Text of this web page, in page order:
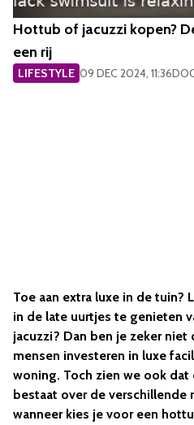
Hottub of jacuzzi kopen?
een rij
LIFESTYLE 09 DEC 2024, 11:36
Toe aan extra luxe in de tuin?
in de late uurtjes te genieten
jacuzzi? Dan ben je zeker
mensen investeren in luxe
woning. Toch zien we ook
bestaat over de verschillende
wanneer kies je voor een